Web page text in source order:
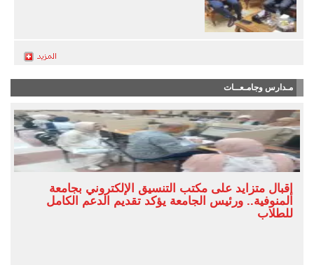
مـدارس وجامـعــات
إقبال متزايد على مكتب التنسيق الإلكتروني بجامعة
المنوفية.. ورئيس الجامعة يؤكد تقديم الدعم الكامل
للطلاب